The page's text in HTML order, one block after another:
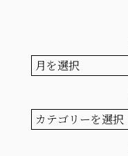
ア
ー
ブ
カ
テ